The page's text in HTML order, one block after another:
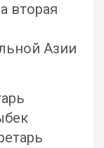
вторая
Азии